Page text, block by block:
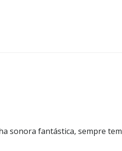
sonora fantástica, sempre tem